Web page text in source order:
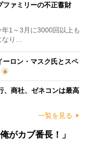
ファミリーの不正蓄財
1～3月に3000回以上も
り…
ーロン・マスク氏とスペ
、商社、ゼネコンは最高
一覧を見る
がカブ番長！」